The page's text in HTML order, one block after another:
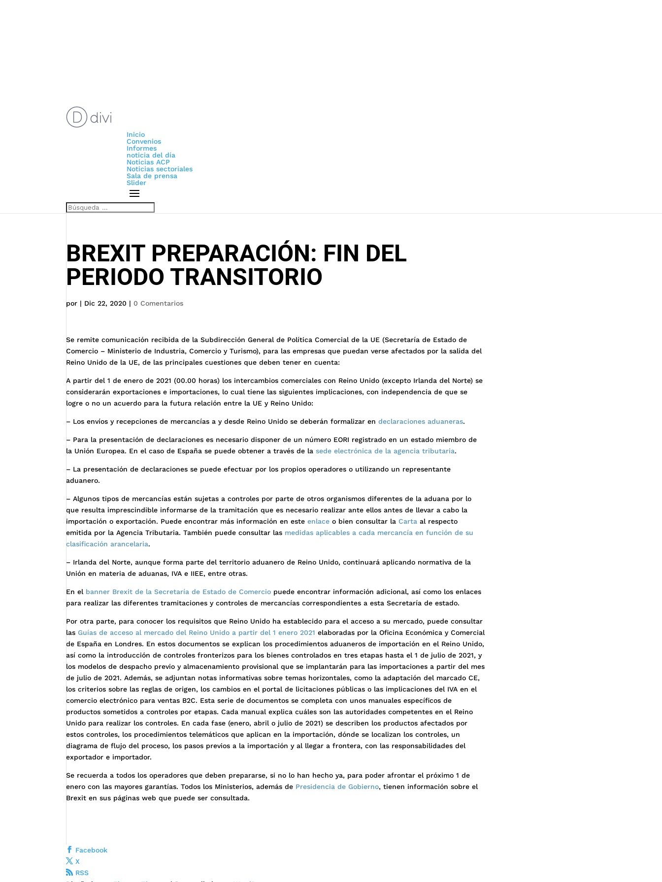
Inicio
Convenios
Informes
noticia del día
Noticias ACP
Noticias sectoriales
Sala de prensa
Slider
BREXIT PREPARACIÓN: FIN DEL
PERIODO TRANSITORIO
por | Dic 22, 2020 | 0 Comentarios
Se remite comunicación recibida de la Subdirección General de Política Comercial de la UE (Secretaría de Estado de
Comercio – Ministerio de Industria, Comercio y Turismo), para las empresas que puedan verse afectados por la salida del
Reino Unido de la UE, de las principales cuestiones que deben tener en cuenta:
A partir del 1 de enero de 2021 (00.00 horas) los intercambios comerciales con Reino Unido (excepto Irlanda del Norte) se
considerarán exportaciones e importaciones, lo cual tiene las siguientes implicaciones, con independencia de que se
logre o no un acuerdo para la futura relación entre la UE y Reino Unido:
– Los envíos y recepciones de mercancías a y desde Reino Unido se deberán formalizar endeclaraciones aduaneras.
– Para la presentación de declaraciones es necesario disponer de un número EORI registrado en un estado miembro de
la Unión Europea. En el caso de España se puede obtener a través de lasede electrónica de la agencia tributaria.
– La presentación de declaraciones se puede efectuar por los propios operadores o utilizando un representante
aduanero.
– Algunos tipos de mercancías están sujetas a controles por parte de otros organismos diferentes de la aduana por lo
que resulta imprescindible informarse de la tramitación que es necesario realizar ante ellos antes de llevar a cabo la
importación o exportación. Puede encontrar más información en esteenlaceo bien consultar la Cartaal respecto
emitida por la Agencia Tributaria. También puede consultar las medidas aplicables a cada mercancía en función de su
clasificación arancelaria.
– Irlanda del Norte, aunque forma parte del territorio aduanero de Reino Unido, continuará aplicando normativa de la
Unión en materia de aduanas, IVA e IIEE, entre otras.
En el banner Brexit de la Secretaría de Estado de Comercio puede encontrar información adicional, así como los enlaces
para realizar las diferentes tramitaciones y controles de mercancías correspondientes a esta Secretaría de estado.
Por otra parte, para conocer los requisitos que Reino Unido ha establecido para el acceso a su mercado, puede consultar
las Guías de acceso al mercado del Reino Unido a partir del 1 enero 2021 elaboradas por la Oficina Económica y Comercial
de España en Londres. En estos documentos se explican los procedimientos aduaneros de importación en el Reino Unido,
así como la introducción de controles fronterizos para los bienes controlados en tres etapas hasta el 1 de julio de 2021, y
los modelos de despacho previo y almacenamiento provisional que se implantarán para las importaciones a partir del mes
de julio de 2021. Además, se adjuntan notas informativas sobre temas horizontales, como la adaptación del marcado CE,
los criterios sobre las reglas de origen, los cambios en el portal de licitaciones públicas o las implicaciones del IVA en el
comercio electrónico para ventas B2C. Esta serie de documentos se completa con unos manuales específicos de
productos sometidos a controles por etapas. Cada manual explica cuáles son las autoridades competentes en el Reino
Unido para realizar los controles. En cada fase (enero, abril o julio de 2021) se describen los productos afectados por
estos controles, los procedimientos telemáticos que aplican en la importación, dónde se localizan los controles, un
diagrama de flujo del proceso, los pasos previos a la importación y al llegar a frontera, con las responsabilidades del
exportador e importador.
Se recuerda a todos los operadores que deben prepararse, si no lo han hecho ya, para poder afrontar el próximo 1 de
enero con las mayores garantías. Todos los Ministerios, además de Presidencia de Gobierno, tienen información sobre el
Brexit en sus páginas web que puede ser consultada.
Facebook
X
RSS